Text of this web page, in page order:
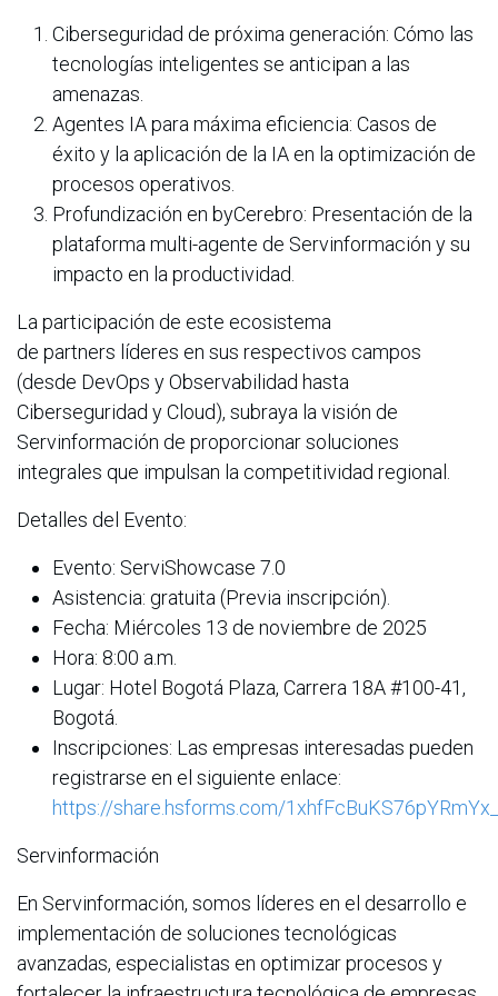
Ciberseguridad de próxima generación: Cómo las
tecnologías inteligentes se anticipan a las
amenazas.
Agentes IA para máxima eficiencia: Casos de
éxito y la aplicación de la IA en la optimización de
procesos operativos.
Profundización en byCerebro: Presentación de la
plataforma multi-agente de Servinformación y su
impacto en la productividad.
La participación de este ecosistema
de partners líderes en sus respectivos campos
(desde DevOps y Observabilidad hasta
Ciberseguridad y Cloud), subraya la visión de
Servinformación de proporcionar soluciones
integrales que impulsan la competitividad regional.
Detalles del Evento:
Evento: ServiShowcase 7.0
Asistencia: gratuita (Previa inscripción).
Fecha: Miércoles 13 de noviembre de 2025
Hora: 8:00 a.m.
Lugar: Hotel Bogotá Plaza, Carrera 18A #100-41,
Bogotá.
Inscripciones: Las empresas interesadas pueden
registrarse en el siguiente enlace:
https://share.hsforms.com/
Servinformación
En Servinformación, somos líderes en el desarrollo e
implementación de soluciones tecnológicas
avanzadas, especialistas en optimizar procesos y